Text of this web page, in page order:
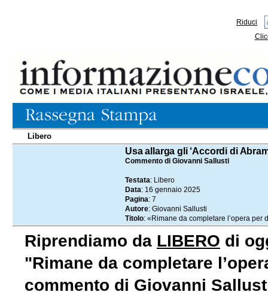
Riduci
Libero
Usa allarga gli ‘Accordi di
Commento di Giovanni Sallusti
Testata: Libero
Data: 16 gennaio 2025
Pagina: 7
Autore: Giovanni Sallusti
Titolo: «Rimane da completare l’opera per
Riprendiamo da LIBERO di
"Rimane da completare
commento di Giovanni